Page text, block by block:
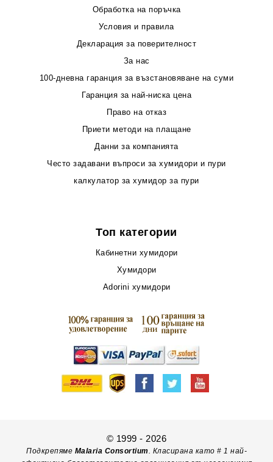
Обработка на поръчка
Условия и правила
Декларация за поверителност
За нас
100-дневна гаранция за възстановяване на суми
Гаранция за най-ниска цена
Право на отказ
Приети методи на плащане
Данни за компанията
Често задавани въпроси за хумидори и пури
калкулатор за хумидор за пури
Топ категории
Кабинетни хумидори
Хумидори
Adorini хумидори
© 1999 - 2026
Подкрепяме Malaria Consortium. Класирана като # 1 най-